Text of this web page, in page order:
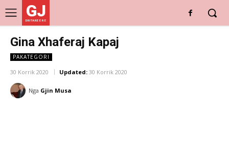
GJ
DRITARE E RE
Gina Xhaferaj Kapaj
PAKATEGORI
30 Korrik 2020 Updated: 30 Korrik 2020
Nga Gjin Musa